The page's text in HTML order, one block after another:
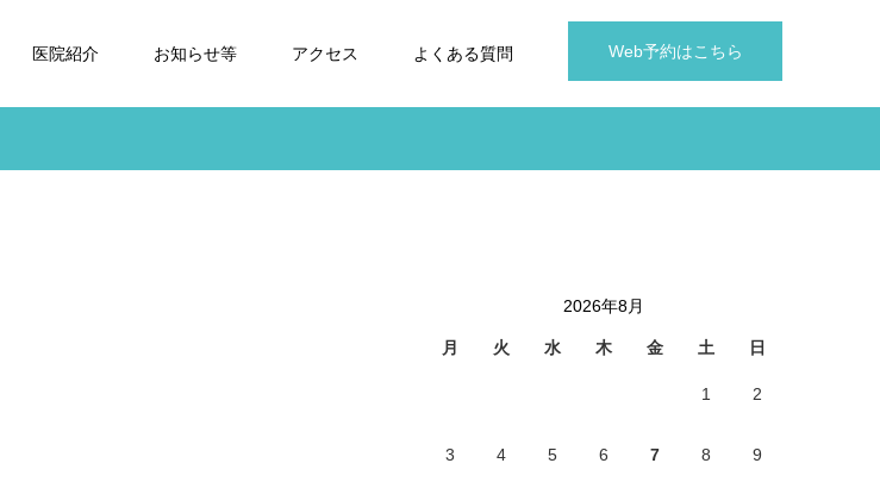
Web予約はこちら
医院紹介 お知らせ等 アクセス よくある質問
2026年8月
月 火 水 木 金 土 日
1 2
3 4 5 6 7 8 9